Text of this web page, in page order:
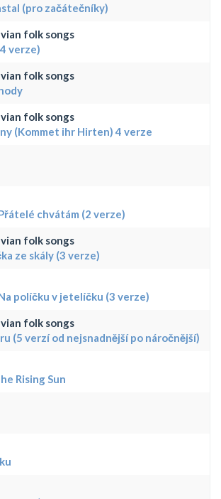
(pro začátečníky)
folk songs
verze)
folk songs
folk songs
(Kommet ihr Hirten) 4 verze
chvátám (2 verze)
folk songs
ze skály (3 verze)
políčku v jetelíčku (3 verze)
folk songs
(5 verzí od nejsnadnější po náročnější)
Rising Sun